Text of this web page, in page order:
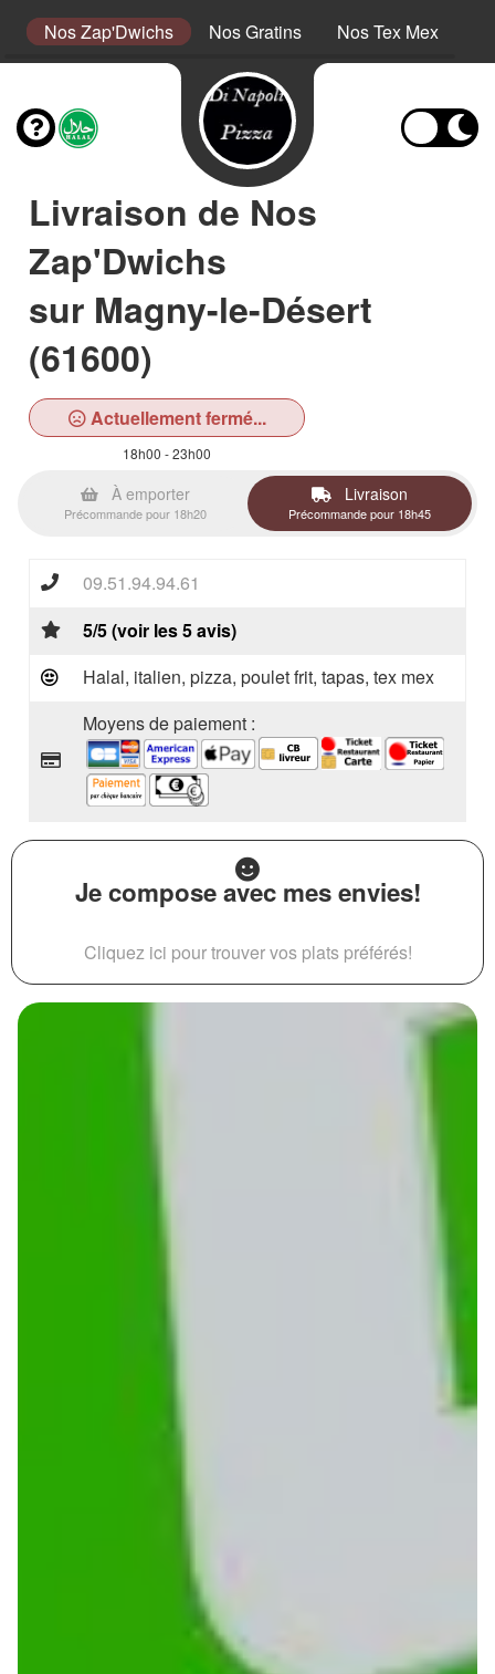
Nos Zap'Dwichs Nos Gratins Nos Tex Mex
Livraison de Nos
Zap'Dwichs
sur Magny-le-Désert
(61600)
Actuellement fermé...
18h00 - 23h00
À emporter
Précommande pour 18h20
Livraison
Précommande pour 18h45
09.51.94.94.61
5/5 (voir les 5 avis)
Halal, italien, pizza, poulet frit, tapas, tex mex
Moyens de paiement :
Je compose avec mes envies!
Cliquez ici pour trouver vos plats préférés!